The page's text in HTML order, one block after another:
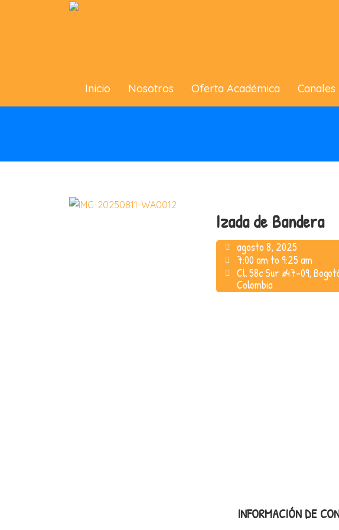
Inicio Nosotros Oferta Académica
Izada de Bandera
agosto 8, 2025
7:00 am to 9:25 am
Cl. 58c Sur #47-09,
Colombia
INFORMACIÓN DE